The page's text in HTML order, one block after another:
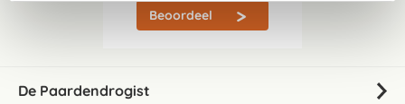
Beoordeel
De Paardendrogist